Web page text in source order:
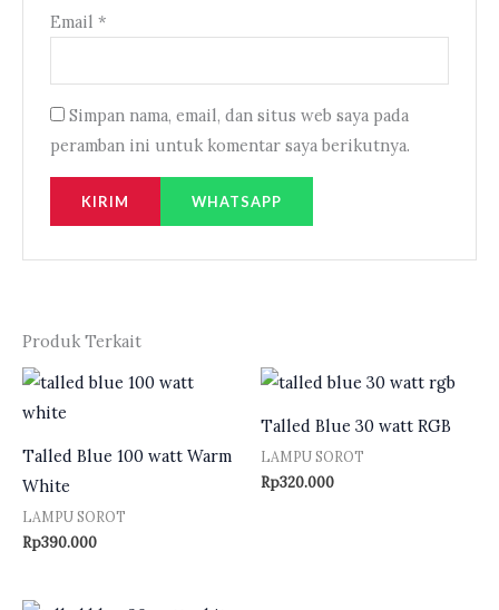
Email*
Simpan nama, email, dan situs web saya pada
peramban ini untuk komentar saya berikutnya.
WHATSAPP
Produk Terkait
Talled Blue 100 watt Warm
White
LAMPU SOROT
Rp390.000
Talled Blue 30 watt RGB
LAMPU SOROT
Rp320.000